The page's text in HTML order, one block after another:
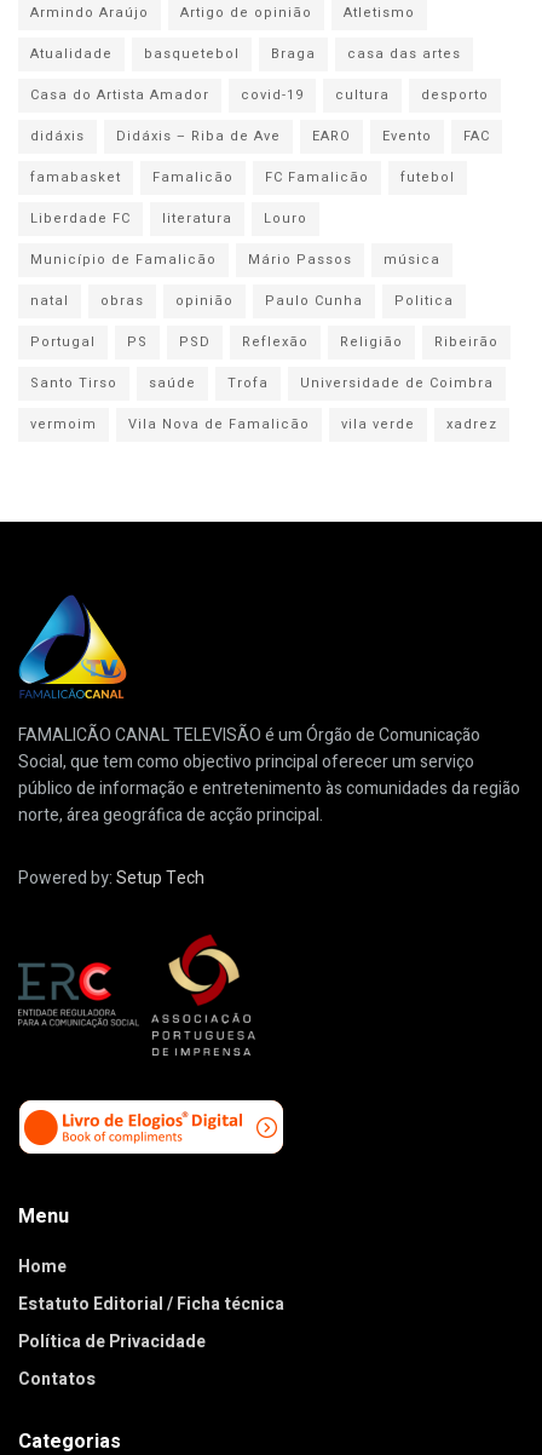
Armindo Araújo Artigo de opinião
Atletismo
Atualidade
basquetebol Braga
casa das artes
Casa do Artista Amador
covid-19 cultura
desporto
didáxis
Didáxis – Riba de Ave EARO Evento
FAC
famabasket
Famalicão FC Famalicão
futebol
Liberdade FC
literatura
Louro
Município de Famalicão
Mário Passos
música
natal
obras opinião Paulo Cunha
Politica
Portugal
PS PSD Reflexão Religião
Ribeirão
Santo Tirso
saúde Trofa
Universidade de Coimbra
vermoim
Vila Nova de Famalicão vila verde xadrez
FAMALICÃO CANAL TELEVISÃO é um Órgão de Comunicação
Social, que tem como objectivo principal oferecer um serviço
público de informação e entretenimento às comunidades da região
norte, área geográfica de acção principal.
Powered by:Setup Tech
Menu
Home
Estatuto Editorial / Ficha técnica
Política de Privacidade
Contatos
Categorias